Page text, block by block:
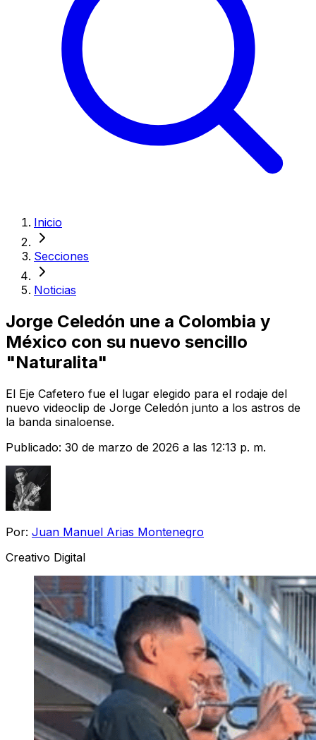
Inicio
Secciones
Noticias
Jorge Celedón une a Colombia y
México con su nuevo sencillo
"Naturalita"
El Eje Cafetero fue el lugar elegido para el rodaje del
nuevo videoclip de Jorge Celedón junto a los astros de
la banda sinaloense.
Publicado: 30 de marzo de 2026 a las 12:13 p. m.
Por: Juan Manuel Arias Montenegro
Creativo Digital